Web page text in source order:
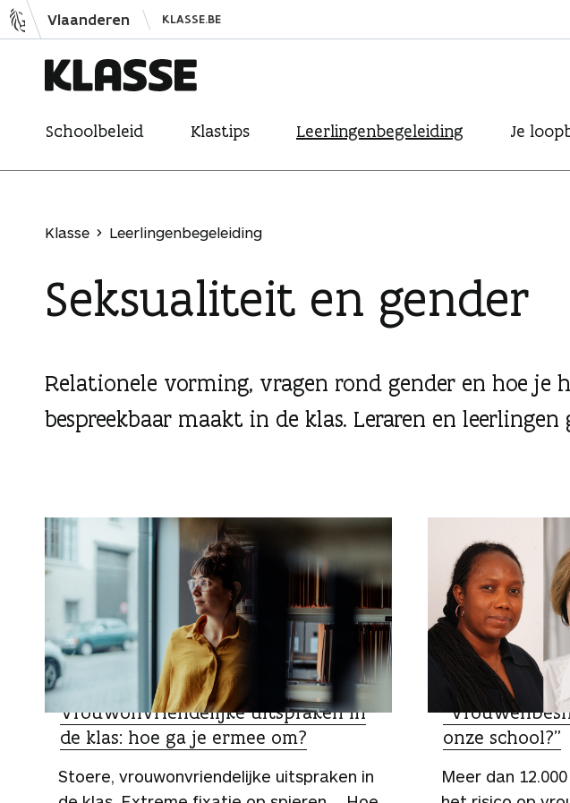
N
a
h
Vlaanderen KLASSE.BE
l
e
Schoolbeleid Klastips Leerlingenbegeleiding Je
Klasse Leerlingenbegeleiding
Seksualiteit en gender
Relationele vorming, vragen rond gender en hoe je
bespreekbaar maakt in de klas. Leraren en
Vrouwonvriendelijke uitspraken in
de klas: hoe ga je ermee om?
Stoere, vrouwonvriendelijke uitspraken in
VERHAAL
onze school?”
Meer dan